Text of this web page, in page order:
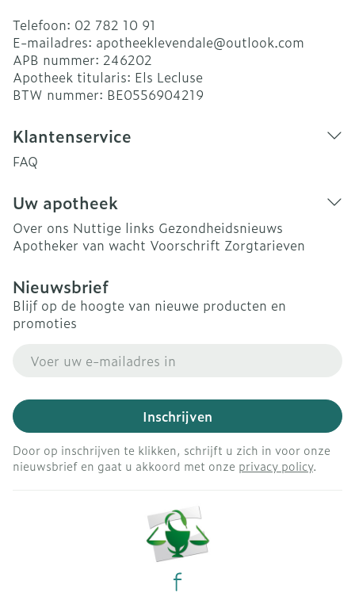
Telefoon: 02 782 10 91
E-mailadres: apotheeklevendale@outlook.com
APB nummer: 246202
Apotheek titularis: Els Lecluse
BTW nummer: BE0556904219
Klantenservice
FAQ
Uw apotheek
Over ons Nuttige links Gezondheidsnieuws
Apotheker van wacht Voorschrift Zorgtarieven
Nieuwsbrief
Blijf op de hoogte van nieuwe producten en
promoties
Inschrijven
Door op inschrijven te klikken, schrijft u zich in voor onze
nieuwsbrief en gaat u akkoord met onze privacy policy.